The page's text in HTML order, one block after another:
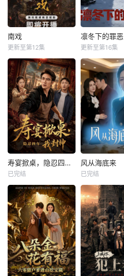
南戏
更新至第12集
凛冬下的罪恶
更新至第16集
寿宴掀桌，隐忍四年我封神
已完结
风从海底来
已完结